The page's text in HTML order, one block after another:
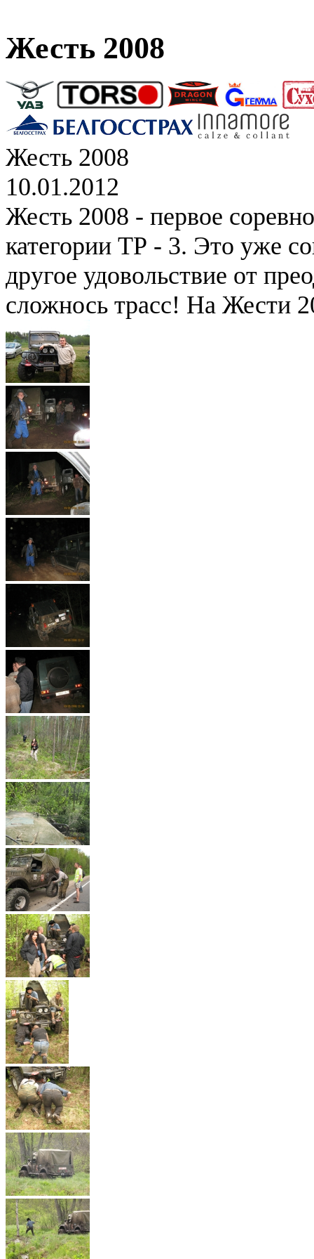
Жесть 2008
Жесть 2008
10.01.2012
Жесть 2008 - первое
категории ТР - 3. Это уже
другое удовольствие от
сложнось трасс! На Жести